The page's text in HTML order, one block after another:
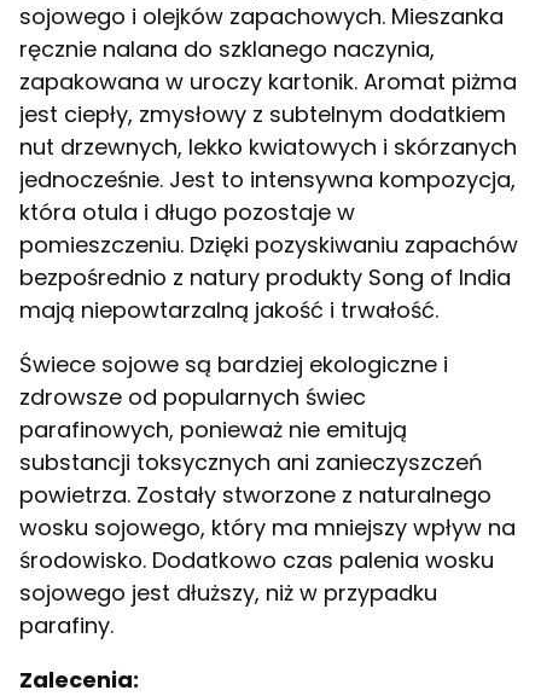
sojowego i olejków zapachowych. Mieszanka
ręcznie nalana do szklanego naczynia,
zapakowana w uroczy kartonik. Aromat piżma
jest ciepły, zmysłowy z subtelnym dodatkiem
nut drzewnych, lekko kwiatowych i skórzanych
jednocześnie. Jest to intensywna kompozycja,
która otula i długo pozostaje w
pomieszczeniu. Dzięki pozyskiwaniu zapachów
bezpośrednio z natury produkty Song of India
mają niepowtarzalną jakość i trwałość.
Świece sojowe są bardziej ekologiczne i
zdrowsze od popularnych świec
parafinowych, ponieważ nie emitują
substancji toksycznych ani zanieczyszczeń
powietrza. Zostały stworzone z naturalnego
wosku sojowego, który ma mniejszy wpływ na
środowisko. Dodatkowo czas palenia wosku
sojowego jest dłuższy, niż w przypadku
parafiny.
Zalecenia: